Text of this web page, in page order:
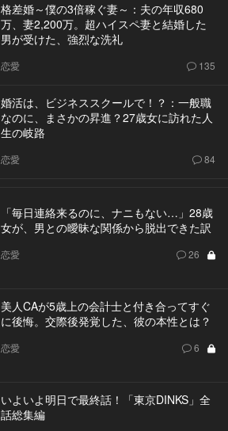
格差婚～僕の3倍稼ぐ妻～：夫の年収680
万、妻2,200万。超ハイスペ妻と結婚した
男が受けた、強烈な洗礼
恋愛 135
婚活は、ビジネススクールで！？：一般職
なのに、まさかの昇進？27歳女に訪れた人
生の岐路
恋愛 84
「毎日連絡来るのに、ナニもない…」28歳
女が、男との曖昧な関係から脱出できた訳
恋愛 26
美人CAが5歳上の会計士と付き合ってすぐ
に後悔。交際後発覚した、彼の本性とは？
恋愛 6
いよいよ明日で最終話！「東京DINKS」全
話総集編